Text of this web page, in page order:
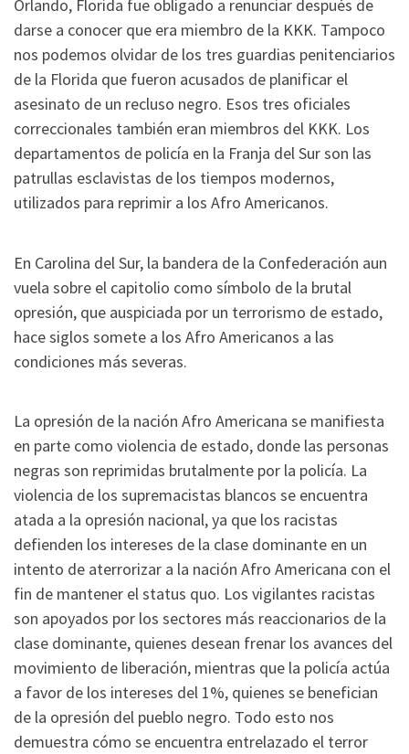
Orlando, Florida fue obligado a renunciar después de
darse a conocer que era miembro de la KKK. Tampoco
nos podemos olvidar de los tres guardias penitenciarios
de la Florida que fueron acusados de planificar el
asesinato de un recluso negro. Esos tres oficiales
correccionales también eran miembros del KKK. Los
departamentos de policía en la Franja del Sur son las
patrullas esclavistas de los tiempos modernos,
utilizados para reprimir a los Afro Americanos.
En Carolina del Sur, la bandera de la Confederación aun
vuela sobre el capitolio como símbolo de la brutal
opresión, que auspiciada por un terrorismo de estado,
hace siglos somete a los Afro Americanos a las
condiciones más severas.
La opresión de la nación Afro Americana se manifiesta
en parte como violencia de estado, donde las personas
negras son reprimidas brutalmente por la policía. La
violencia de los supremacistas blancos se encuentra
atada a la opresión nacional, ya que los racistas
defienden los intereses de la clase dominante en un
intento de aterrorizar a la nación Afro Americana con el
fin de mantener el status quo. Los vigilantes racistas
son apoyados por los sectores más reaccionarios de la
clase dominante, quienes desean frenar los avances del
movimiento de liberación, mientras que la policía actúa
a favor de los intereses del 1%, quienes se benefician
de la opresión del pueblo negro. Todo esto nos
demuestra cómo se encuentra entrelazado el terror